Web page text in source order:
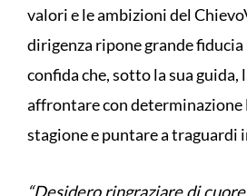
valori e le ambizioni del
dirigenza ripone grande
confida che, sotto la sua guida,
affrontare con determinazione
stagione e puntare a traguardi
“Desidero ringraziare di